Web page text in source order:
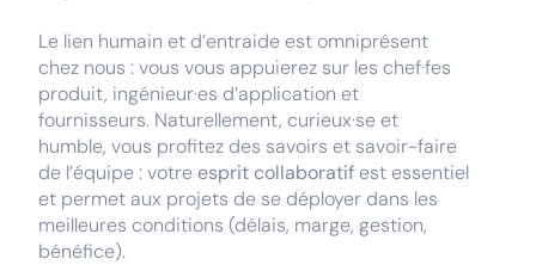
Le lien humain et d’entraide est omniprésent
chez nous : vous vous appuierez sur les chef·fes
produit, ingénieur·es d’application et
fournisseurs. Naturellement, curieux·se et
humble, vous profitez des savoirs et savoir-faire
de l’équipe : votre esprit collaboratif est essentiel
et permet aux projets de se déployer dans les
meilleures conditions (délais, marge, gestion,
bénéfice).